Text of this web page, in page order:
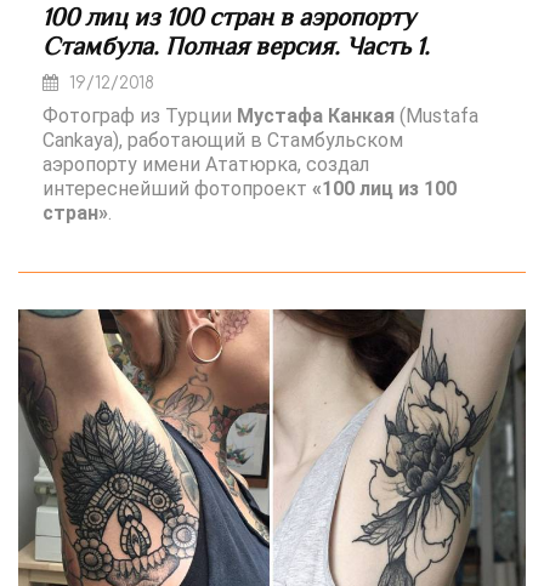
100 лиц из 100 стран в аэропорту
Стамбула. Полная версия. Часть 1.
19/12/2018
Фотограф из Турции Мустафа Канкая (Mustafa
Cankaya), работающий в Стамбульском
аэропорту имени Ататюрка, создал
интереснейший фотопроект «100 лиц из 100
стран»